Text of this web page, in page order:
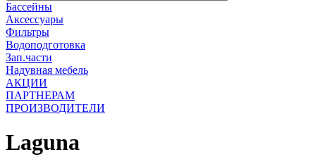
Бассейны
Аксессуары
Фильтры
Водоподготовка
Зап.части
Надувная мебель
АКЦИИ
ПАРТНЕРАМ
ПРОИЗВОДИТЕЛИ
Laguna